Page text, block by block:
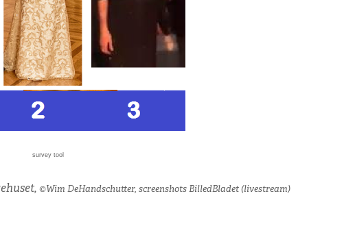
survey tool
©Wim DeHandschutter, screenshots BilledBladet (livestream)